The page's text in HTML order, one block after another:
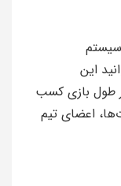
این
طول بازی کسب
اعضای تیم